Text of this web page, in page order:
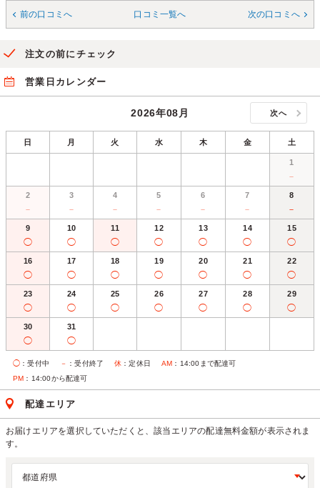
前の口コミへ 口コミ一覧へ 次の口コミへ
注文の前にチェック
営業日カレンダー
2026年08月 次へ
日 月 火 水 木 金 土
1
－
2
－
3
－
4
－
5
－
6
－
7
－
8
－
9
◯
10
◯
11
◯
12
◯
13
◯
14
◯
15
◯
16
◯
17
◯
18
◯
19
◯
20
◯
21
◯
22
◯
23
◯
24
◯
25
◯
26
◯
27
◯
28
◯
29
◯
30
◯
31
◯
◯ ：受付中 － ：受付終了 休 ：定休日 AM ：14:00まで配達可
PM ：14:00から配達可
配達エリア
お届けエリアを選択していただくと、該当エリアの配達無料金額が表示されま
す。